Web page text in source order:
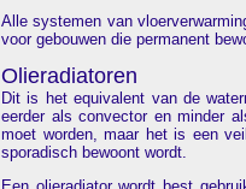
Alle systemen van
voor gebouwen die permanent
Olieradiatoren
Dit is het equivalent van de
eerder als convector en minder
moet worden, maar het is een
sporadisch bewoont wordt.
Een olieradiator wordt best